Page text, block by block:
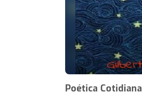
Poética Cotidiana